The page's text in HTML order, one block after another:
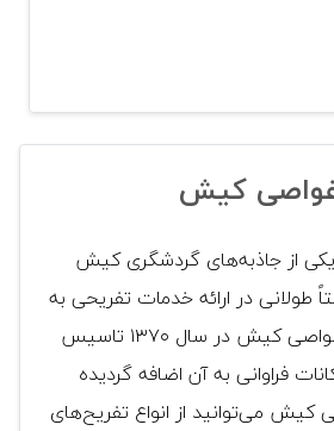
غواصی کیش
از جاذبه‌های گردشگری کیش
طولانی در ارائه خدمات تفریحی به
مسافران دارد. مرکز غواصی کیش در سال ۱۳۷۰ تاسیس
فراوانی به آن اضافه گردیده
کیش می‌توانید از انواع تفریح‌های